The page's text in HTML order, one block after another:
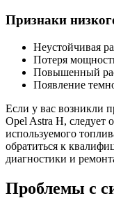
Признаки
Неустойчивая
Потеря
Повышенный
Появление
Если у вас возникли
Opel Astra H, следует
используемого
обратиться к
диагностики и
Проблемы с